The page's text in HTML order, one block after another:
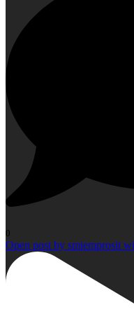
0
Open post by smiemprosit